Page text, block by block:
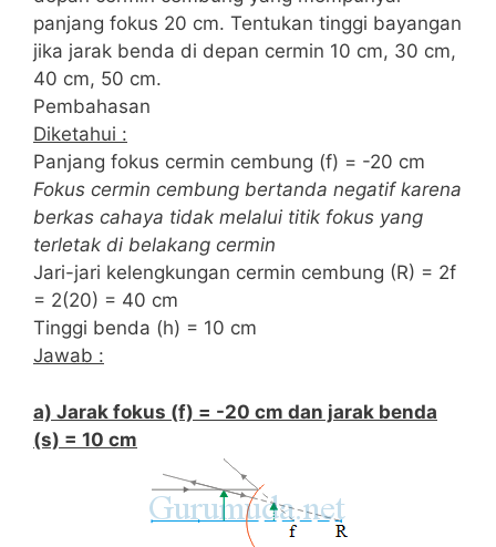
panjang fokus 20 cm. Tentukan tinggi bayangan
jika jarak benda di depan cermin 10 cm, 30 cm,
40 cm, 50 cm.
Pembahasan
Diketahui :
Panjang fokus cermin cembung (f) = -20 cm
Fokus cermin cembung bertanda negatif karena
berkas cahaya tidak melalui titik fokus yang
terletak di belakang cermin
Jari-jari kelengkungan cermin cembung (R) = 2f
= 2(20) = 40 cm
Tinggi benda (h) = 10 cm
Jawab :
a) Jarak fokus (f) = -20 cm dan jarak benda
(s) = 10 cm